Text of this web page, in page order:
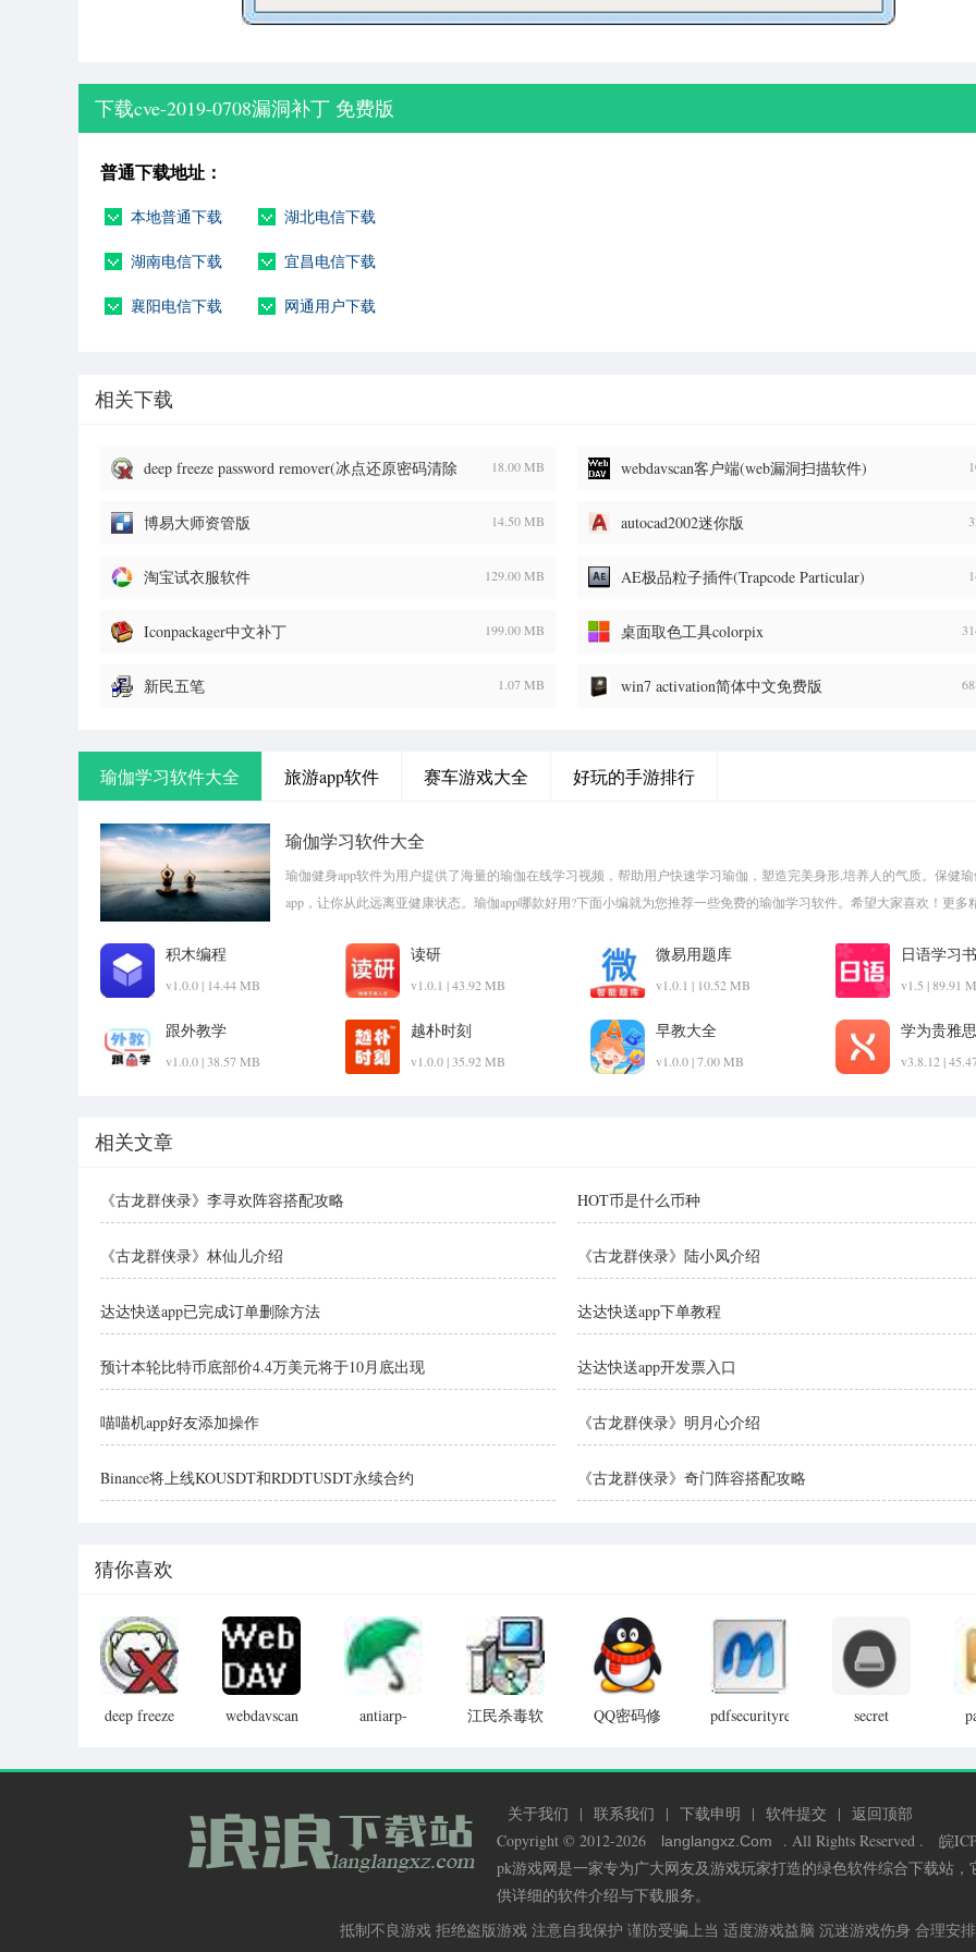
下载cve-2019-0708漏洞补丁 免费版
普通下载地址：
本地普通下载 湖北电信下载
湖南电信下载 宜昌电信下载
襄阳电信下载 网通用户下载
相关下载
deep freeze password remover(冰点还原密码清除
18.00 MB webdavscan客户端(web漏洞扫描软件)
博易大师资管版 14.50 MB autocad2002迷你版
淘宝试衣服软件 129.00 MB AE极品粒子插件(Trapcode Particular)
Iconpackager中文补丁 199.00 MB 桌面取色工具colorpix
新民五笔 1.07 MB win7 activation简体中文免费版
瑜伽学习软件大全 旅游app软件 赛车游戏大全 好玩的手游排行
瑜伽学习软件大全
瑜伽健身app软件为用户提供了海量的瑜伽在线学习视频，帮助用户快速学习瑜伽，塑造完美身形,培养人的气质。保健
app，让你从此远离亚健康状态。瑜伽app哪款好用?下面小编就为您推荐一些免费的瑜伽学习软件。希望大家喜欢！更多
积木编程
v1.0.0 | 14.44 MB
读研
v1.0.1 | 43.92 MB
微易用题库
v1.0.1 | 10.52 MB
日语学习书
v1.5 | 89.91
跟外教学
v1.0.0 | 38.57 MB
越朴时刻
v1.0.0 | 35.92 MB
早教大全
v1.0.0 | 7.00 MB
学为贵雅思
v3.8.12 |
相关文章
《古龙群侠录》李寻欢阵容搭配攻略 HOT币是什么币种
《古龙群侠录》林仙儿介绍 《古龙群侠录》陆小凤介绍
达达快送app已完成订单删除方法 达达快送app下单教程
预计本轮比特币底部价4.4万美元将于10月底出现 达达快送app开发票入口
喵喵机app好友添加操作 《古龙群侠录》明月心介绍
Binance将上线KOUSDT和RDDTUSDT永续合约 《古龙群侠录》奇门阵容搭配攻略
猜你喜欢
deep freeze
点还原密码
webdavscan
件)
antiarp-
击监控和防
江民杀毒软
QQ密码修
pdfsecurityremover(pdfsecret
关于我们 | 联系我们 | 下载申明 | 软件提交 | 返回顶部
Copyright © 2012-2026
langlangxz .Com . All Rights Reserved .
皖
pk游戏网是一家专为广大网友及游戏玩家打造的绿色软件综合下载站
供详细的软件介绍与下载服务。
抵制不良游戏 拒绝盗版游戏 注意自我保护 谨防受骗上当 适度游戏益脑 沉迷游戏伤身 合理安